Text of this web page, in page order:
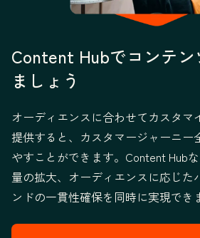
Content Hubでコンテ
ましょう
オーディエンスに合わせてカスタマ
提供すると、カスタマージャーニー
やすことができます。Content Hub
量の拡大、オーディエンスに応じた
ンドの一貫性確保を同時に実現でき